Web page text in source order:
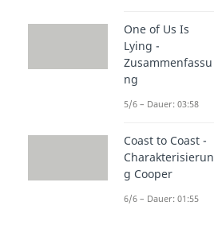
One of Us Is
Lying -
Zusammenfassu
ng
5/6 – Dauer: 03:58
Coast to Coast -
Charakterisierun
g Cooper
6/6 – Dauer: 01:55